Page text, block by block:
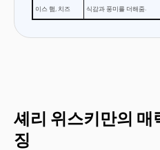
이스 햄, 치즈 식감과 풍미를 더해줌.
셰리 위스키만의 매
징